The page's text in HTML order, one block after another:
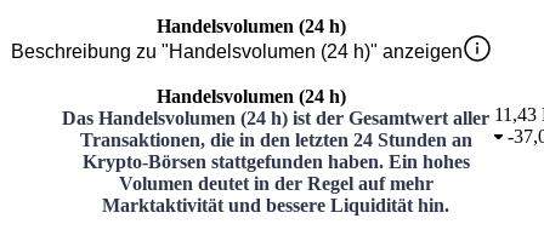
Handelsvolumen (24 h)
Beschreibung zu "Handelsvolumen (24 h)" anzeigen
Handelsvolumen (24 h)
Das Handelsvolumen (24 h) ist der Gesamtwert aller
Transaktionen, die in den letzten 24 Stunden an
Krypto-Börsen stattgefunden haben. Ein hohes
Volumen deutet in der Regel auf mehr
Marktaktivität und bessere Liquidität hin.
11,43
-